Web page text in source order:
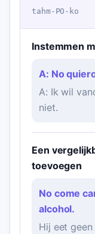
tahm-PO-ko
Instemmen
A: No
A: Ik wil
niet.
Een
toevoegen
No come
alcohol.
Hij eet